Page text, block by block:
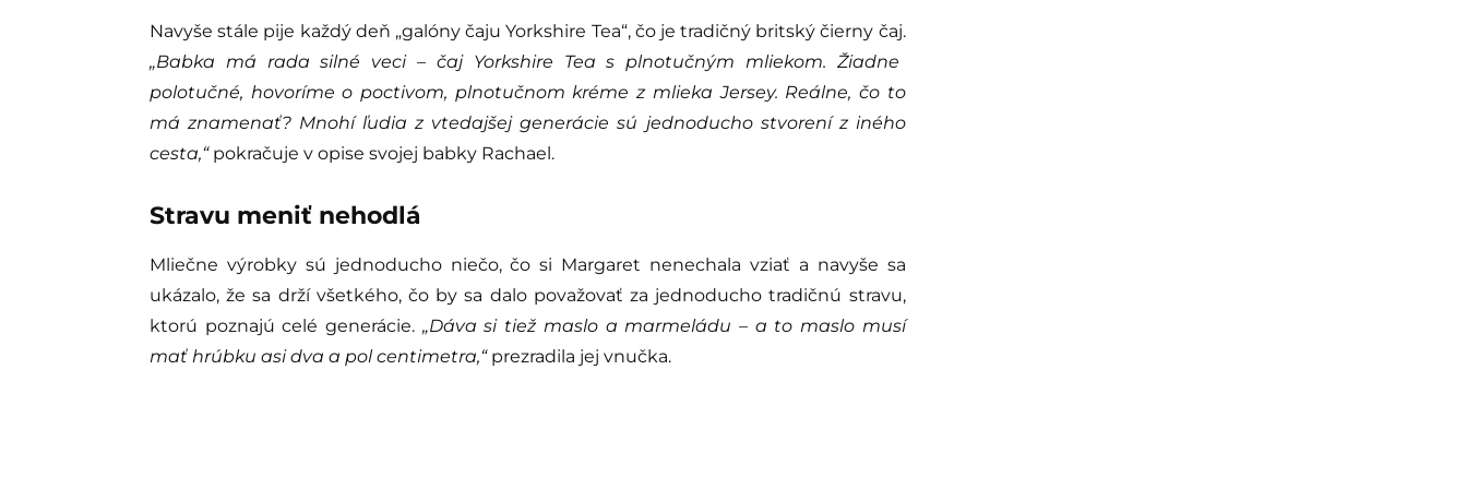
Navyše stále pije každý deň „galóny čaju Yorkshire Tea“, čo je tradičný britský čierny čaj.
„Babka má rada silné veci – čaj Yorkshire Tea s plnotučným mliekom. Žiadne
polotučné, hovoríme o poctivom, plnotučnom kréme z mlieka Jersey. Reálne, čo to
má znamenať? Mnohí ľudia z vtedajšej generácie sú jednoducho stvorení z iného
cesta,“pokračuje v opise svojej babky Rachael.
Stravu meniť nehodlá
Mliečne výrobky sú jednoducho niečo, čo si Margaret nenechala vziať a navyše sa
ukázalo, že sa drží všetkého, čo by sa dalo považovať za jednoducho tradičnú stravu,
ktorú poznajú celé generácie. „Dáva si tiež maslo a marmeládu – a to maslo musí
mať hrúbku asi dva a pol centimetra,“prezradila jej vnučka.